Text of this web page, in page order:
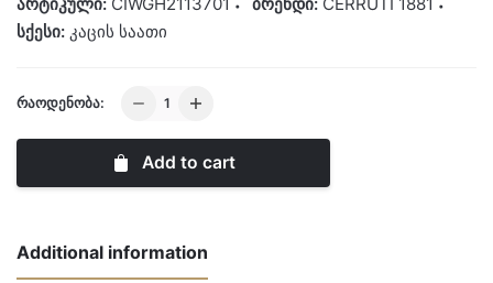
სქესი: კაცის საათი
ᲠᲐᲝᲓᲔᲜᲝᲑᲐ:
CEDONIO
Add to cart
Additional information